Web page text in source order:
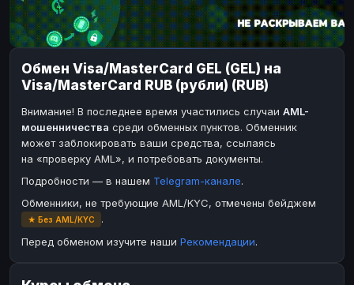
TRX TRON
Bitcoin Cash BCH
BinanceCoin BEP20
Ether Classic
SOL
Ripple XRP
TRX TRON
Bitcoin Cash BCH
BinanceCoin
Ether Classic
Ripple
Paxum USD
Perfect Money
Payoneer USD
Paxum
Payoneer
Обмен Visa/MasterCard GEL (GEL) на
Visa/MasterCard RUB (рубли) (RUB)
Внимание! В последнее время участились случаи AML-
мошенничества среди обменных пунктов. Обменник
может заблокировать ваши средства, ссылаясь
на «проверку AML», и потребовать документы.
Подробности — в нашем Telegram-канале.
Обменники, не требующие AML/KYC, отмечены бейджем
★ Без AML/KYC
.
Перед обменом изучите наши Рекомендации.